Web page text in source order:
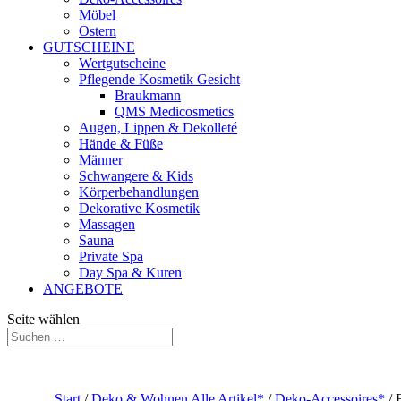
Möbel
Ostern
GUTSCHEINE
Wertgutscheine
Pflegende Kosmetik Gesicht
Braukmann
QMS Medicosmetics
Augen, Lippen & Dekolleté
Hände & Füße
Männer
Schwangere & Kids
Körperbehandlungen
Dekorative Kosmetik
Massagen
Sauna
Private Spa
Day Spa & Kuren
ANGEBOTE
Seite wählen